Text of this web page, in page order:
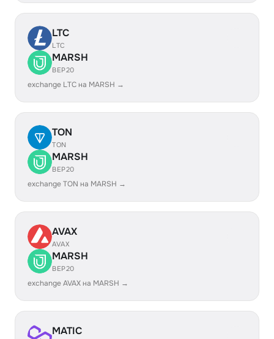
LTC
LTC
MARSH
BEP20
exchange LTC на MARSH →
TON
TON
MARSH
BEP20
exchange TON на MARSH →
AVAX
AVAX
MARSH
BEP20
exchange AVAX на MARSH →
MATIC